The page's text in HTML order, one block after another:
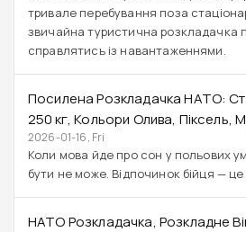
тривале перебування поза
звичайна туристична розкладачка
справлятись із навантаженнями.
Посилена Розкладачка НАТО:
250 Кг, Кольори Олива, Піксель,
2026-01-16, Fri
Коли мова йде про сон у польових
бути не може. Відпочинок бійця — це
НАТО Розкладачка, Розкладне